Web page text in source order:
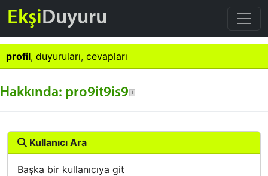
EkşiDuyuru
profil, duyuruları, cevapları
Hakkında: pro9it9is9
Kullanıcı Ara
Başka bir kullanıcıya git